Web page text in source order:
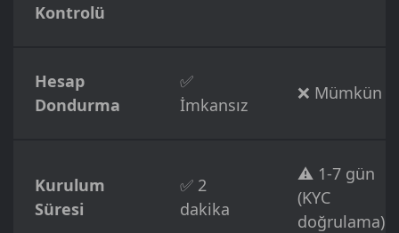
Kontrolü
Hesap
Dondurma
✅
İmkansız
❌ Mümkün
Kurulum
Süresi
✅ 2
dakika
⚠️ 1-7 gün
(KYC
doğrulama)